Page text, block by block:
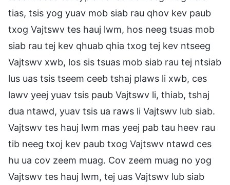
tias, tsis yog yuav mob siab rau qhov kev paub
txog Vajtswv tes hauj lwm, hos neeg tsuas mob
siab rau tej kev qhuab qhia txog tej kev ntseeg
Vajtswv xwb, los sis tsuas mob siab rau tej ntsiab
lus uas tsis tseem ceeb tshaj plaws li xwb, ces
lawv yeej yuav tsis paub Vajtswv li, thiab, tshaj
dua ntawd, yuav tsis ua raws li Vajtswv lub siab.
Vajtswv tes hauj lwm mas yeej pab tau heev rau
tib neeg txoj kev paub txog Vajtswv ntawd ces
hu ua cov zeem muag. Cov zeem muag no yog
Vajtswv tes hauj lwm, tej uas Vajtswv lub siab